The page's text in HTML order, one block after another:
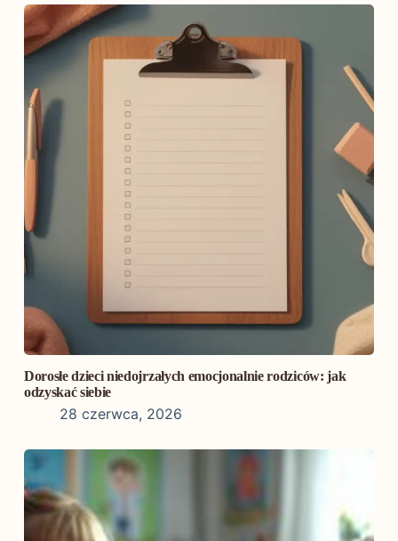
Dorosłe dzieci niedojrzałych emocjonalnie rodziców: jak
odzyskać siebie
28 czerwca, 2026